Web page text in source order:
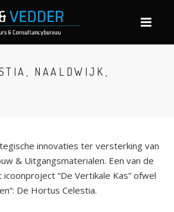
NAALDWIJK,
innovaties ter versterking van
& Uitgangsmaterialen. Een van de
“De Vertikale Kas” ofwel
De Hortus Celestia.